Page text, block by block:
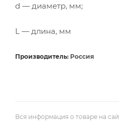
d — диаметр, мм;
L — длина, мм
Производитель: Россия
Вся информация о товаре на